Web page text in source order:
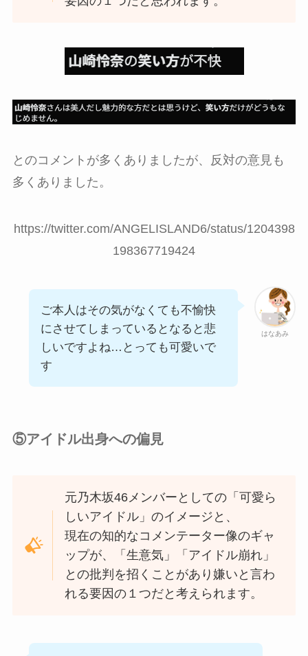
とのコメントが多くありましたが、反対の意見も
多くありました。
https://twitter.com/ANGELISLAND6/status/1204398
198367719424
はなあみ
ご本人はその気がなくても不愉快
にさせてしまっているとなると悲
しいですよね…とっても可愛いで
す
⑤アイドル出身への偏見
元乃木坂46メンバーとしての「可愛ら
しいアイドル」のイメージと、
現在の知的なコメンテーター像のギャ
ップが、「生意気」「アイドル崩れ」
との批判を招くことがあり嫌いと言わ
れる要因の１つだと考えられます。